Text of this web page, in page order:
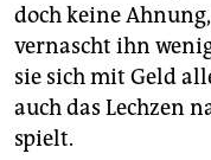
doch keine
vernascht ihn
sie sich mit Geld
auch das Lechzen
spielt.